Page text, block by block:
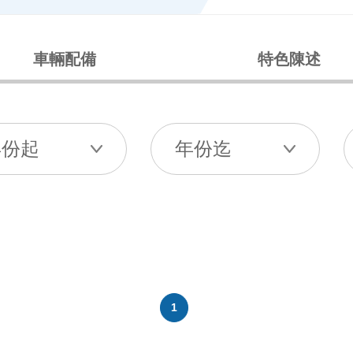
車輛配備 特色陳述
1